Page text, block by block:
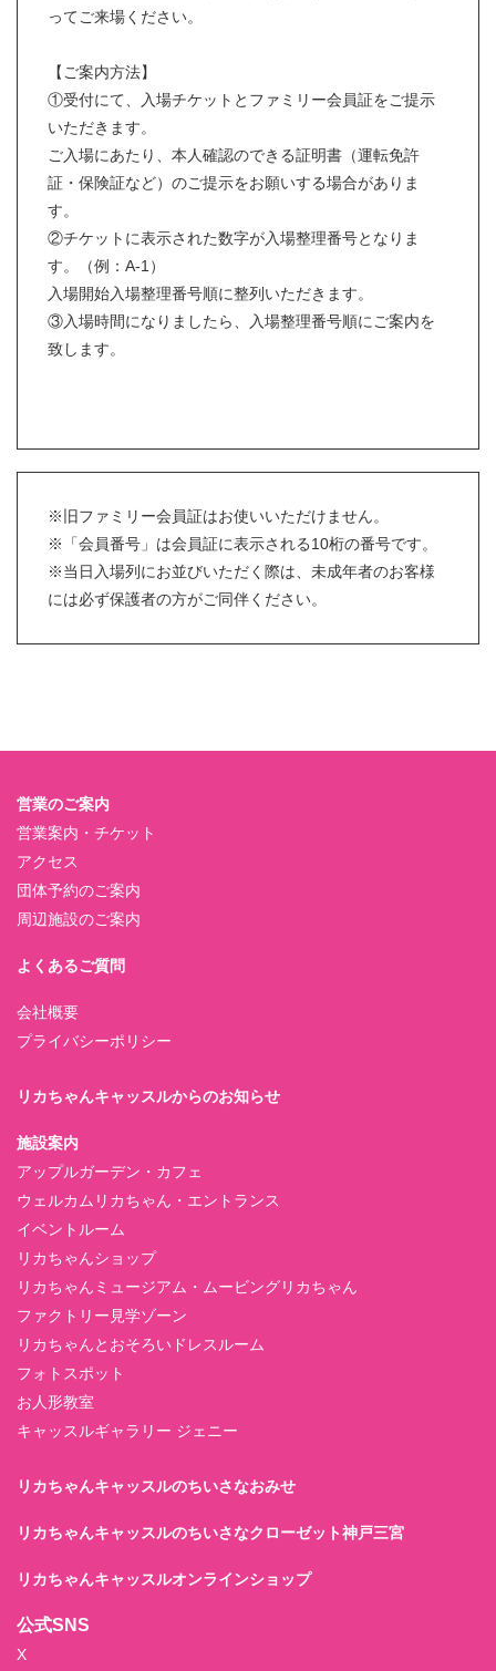
ってご来場ください。
【ご案内方法】
①受付にて、入場チケットとファミリー会員証をご提示
いただきます。
ご入場にあたり、本人確認のできる証明書（運転免許
証・保険証など）のご提示をお願いする場合がありま
す。
②チケットに表示された数字が入場整理番号となりま
す。（例：A-1）
入場開始入場整理番号順に整列いただきます。
③入場時間になりましたら、入場整理番号順にご案内を
致します。
※旧ファミリー会員証はお使いいただけません。
※「会員番号」は会員証に表示される10桁の番号です。
※当日入場列にお並びいただく際は、未成年者のお客様
には必ず保護者の方がご同伴ください。
営業のご案内
営業案内・チケット
アクセス
団体予約のご案内
周辺施設のご案内
よくあるご質問
会社概要
プライバシーポリシー
リカちゃんキャッスルからのお知らせ
施設案内
アップルガーデン・カフェ
ウェルカムリカちゃん・エントランス
イベントルーム
リカちゃんショップ
リカちゃんミュージアム・ムービングリカちゃん
ファクトリー見学ゾーン
リカちゃんとおそろいドレスルーム
フォトスポット
お人形教室
キャッスルギャラリー ジェニー
リカちゃんキャッスルのちいさなおみせ
リカちゃんキャッスルのちいさなクローゼット神戸三宮
リカちゃんキャッスルオンラインショップ
公式SNS
X